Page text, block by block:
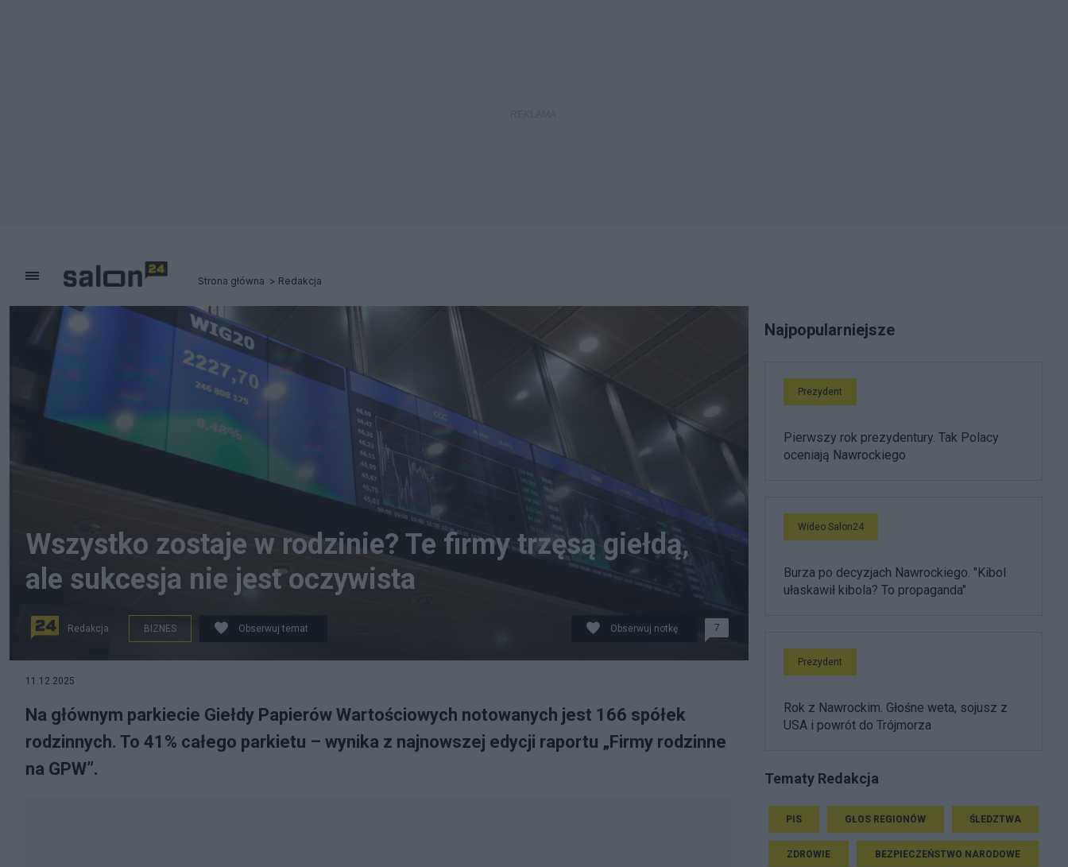
Strona główna Redakcja
Wszystko zostaje w rodzinie? Te firmy trzęsą giełdą,
ale sukcesja nie jest oczywista
Redakcja BIZNES Obserwuj temat Obserwuj notkę 7
11.12.2025
Na głównym parkiecie Giełdy Papierów Wartościowych notowanych jest 166 spółek
rodzinnych. To 41% całego parkietu – wynika z najnowszej edycji raportu „Firmy rodzinne
na GPW”.
Najpopularniejsze
Prezydent
Pierwszy rok prezydentury. Tak Polacy
oceniają Nawrockiego
Wideo Salon24
Burza po decyzjach Nawrockiego. "Kibol
ułaskawił kibola? To propaganda"
Prezydent
Rok z Nawrockim. Głośne weta, sojusz z
USA i powrót do Trójmorza
Tematy Redakcja
PIS GŁOS REGIONÓW ŚLEDZTWA
ZDROWIE BEZPIECZEŃSTWO NARODOWE